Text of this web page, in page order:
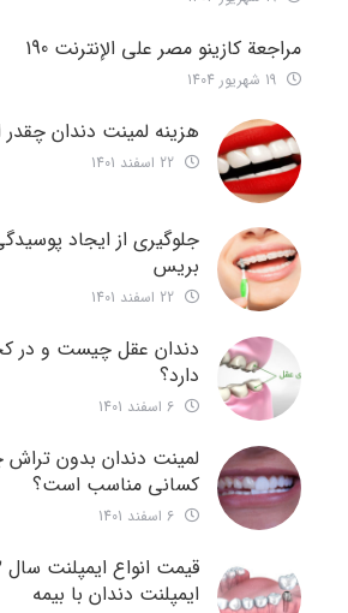
مراجعة كازينو مصر على الإنترنت 190
هزینه لمینت دندان
جلوگیری از ایجاد
بریس
دندان عقل چیست و در
دارد؟
لمینت دندان بدون
کسانی مناسب است؟
ایمپلنت دندان با بیمه